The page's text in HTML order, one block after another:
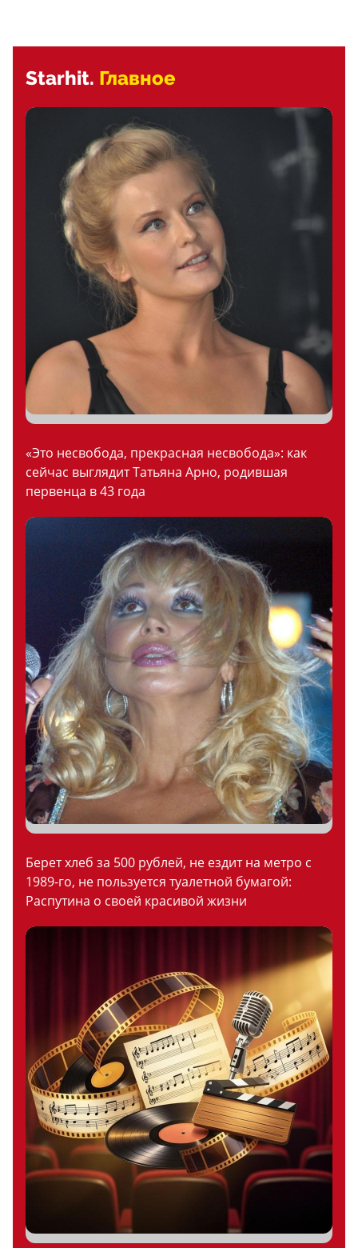
Starhit. Главное
«Это несвобода, прекрасная несвобода»: как
сейчас выглядит Татьяна Арно, родившая
первенца в 43 года
Берет хлеб за 500 рублей, не ездит на метро с
1989-го, не пользуется туалетной бумагой:
Распутина о своей красивой жизни